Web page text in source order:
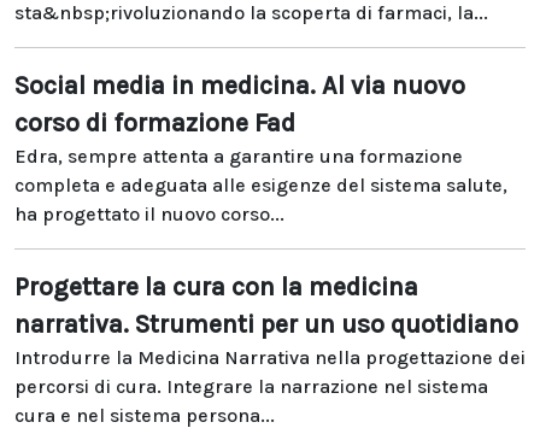
sta&nbsp;rivoluzionando la scoperta di farmaci, la...
Social media in medicina. Al via nuovo
corso di formazione Fad
Edra, sempre attenta a garantire una formazione
completa e adeguata alle esigenze del sistema salute,
ha progettato il nuovo corso...
Progettare la cura con la medicina
narrativa. Strumenti per un uso quotidiano
Introdurre la Medicina Narrativa nella progettazione dei
percorsi di cura. Integrare la narrazione nel sistema
cura e nel sistema persona...